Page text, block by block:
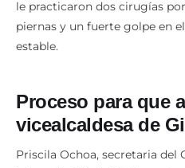
piernas y un fuerte golpe en
estable.
vicealcaldesa de
Priscila Ochoa, secretaria del
informó a Diario El Mercurio